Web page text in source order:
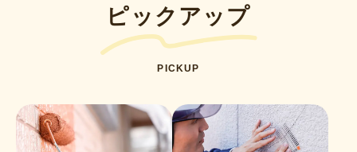
ピックアップ
PICKUP